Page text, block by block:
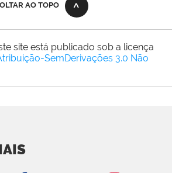
AO TOPO
site está publicado sob a licença
SemDerivações 3.0 Não